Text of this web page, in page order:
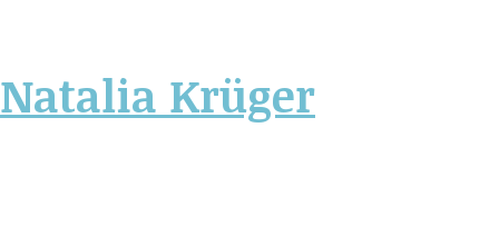
Natalia Krüger